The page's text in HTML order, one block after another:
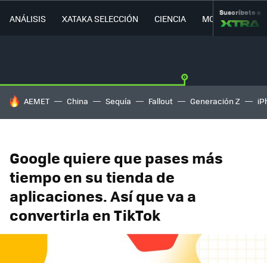
ANÁLISIS XATAKA SELECCIÓN CIENCIA MOVILIDAD
Suscríbete a
HOY SE HABLA DE
AEMET China Sequía Fallout Generación Z
Google quiere que pases más
tiempo en su tienda de
aplicaciones. Así que va a
convertirla en TikTok